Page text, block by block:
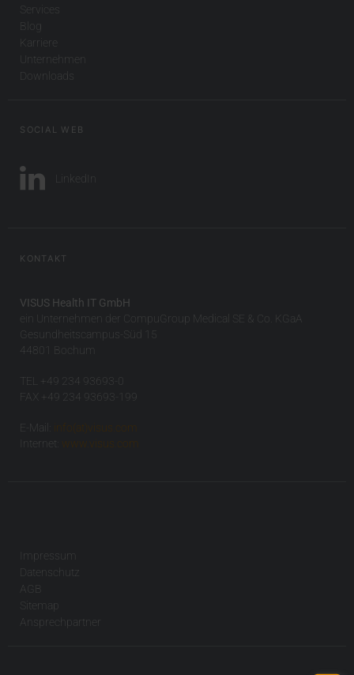
Services
Blog
Karriere
Unternehmen
Downloads
SOCIAL WEB
LinkedIn
KONTAKT
VISUS Health IT GmbH
ein Unternehmen der CompuGroup Medical SE & Co. KGaA
Gesundheitscampus-Süd 15
44801 Bochum
TEL +49 234 93693-0
FAX +49 234 93693-199
E-Mail:
info(at)visus.com
Internet:
www.visus.com
Impressum
Datenschutz
AGB
Sitemap
Ansprechpartner